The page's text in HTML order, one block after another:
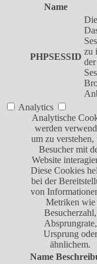
Name
PHPSESSID
zu
Analytics
Analytische
werden
um zu verstehen,
Besucher mit
Website
Diese Cookies
bei der
von
Metriken wie
Besucherzahl,
Absprungrate,
Ursprung oder
ähnlichem.
Name